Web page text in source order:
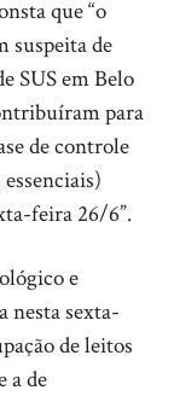
que “o
suspeita de
SUS em Belo
para
de controle
feira 26/6”.
e
nesta sexta-
de leitos
a de